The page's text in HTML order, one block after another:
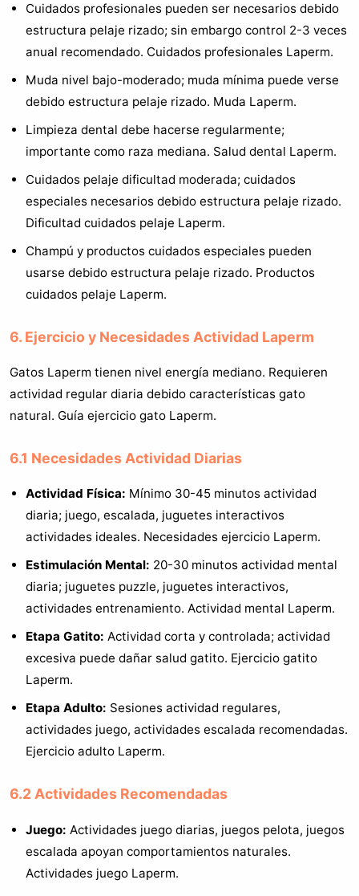
Cuidados profesionales pueden ser necesarios debido
estructura pelaje rizado; sin embargo control 2-3 veces
anual recomendado. Cuidados profesionales Laperm.
Muda nivel bajo-moderado; muda mínima puede verse
debido estructura pelaje rizado. Muda Laperm.
Limpieza dental debe hacerse regularmente;
importante como raza mediana. Salud dental Laperm.
Cuidados pelaje dificultad moderada; cuidados
especiales necesarios debido estructura pelaje rizado.
Dificultad cuidados pelaje Laperm.
Champú y productos cuidados especiales pueden
usarse debido estructura pelaje rizado. Productos
cuidados pelaje Laperm.
6. Ejercicio y Necesidades Actividad Laperm
Gatos Laperm tienen nivel energía mediano. Requieren
actividad regular diaria debido características gato
natural. Guía ejercicio gato Laperm.
6.1 Necesidades Actividad Diarias
Actividad Física: Mínimo 30-45 minutos actividad
diaria; juego, escalada, juguetes interactivos
actividades ideales. Necesidades ejercicio Laperm.
Estimulación Mental: 20-30 minutos actividad mental
diaria; juguetes puzzle, juguetes interactivos,
actividades entrenamiento. Actividad mental Laperm.
Etapa Gatito: Actividad corta y controlada; actividad
excesiva puede dañar salud gatito. Ejercicio gatito
Laperm.
Etapa Adulto: Sesiones actividad regulares,
actividades juego, actividades escalada recomendadas.
Ejercicio adulto Laperm.
6.2 Actividades Recomendadas
Juego: Actividades juego diarias, juegos pelota, juegos
escalada apoyan comportamientos naturales.
Actividades juego Laperm.